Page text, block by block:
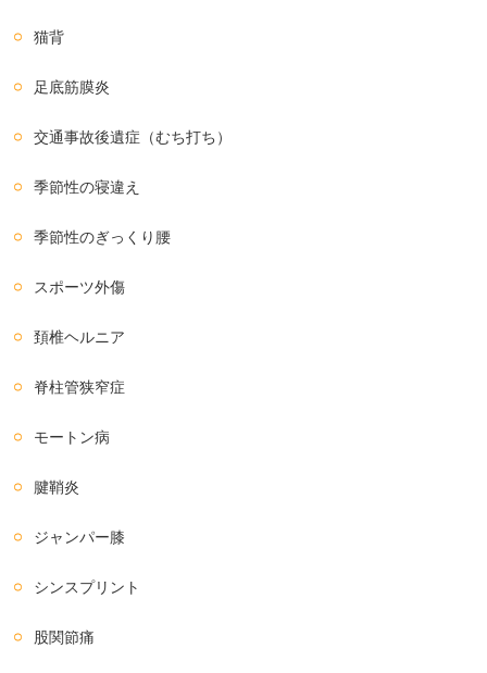
猫背
足底筋膜炎
交通事故後遺症（むち打ち）
季節性の寝違え
季節性のぎっくり腰
スポーツ外傷
頚椎ヘルニア
脊柱管狭窄症
モートン病
腱鞘炎
ジャンパー膝
シンスプリント
股関節痛